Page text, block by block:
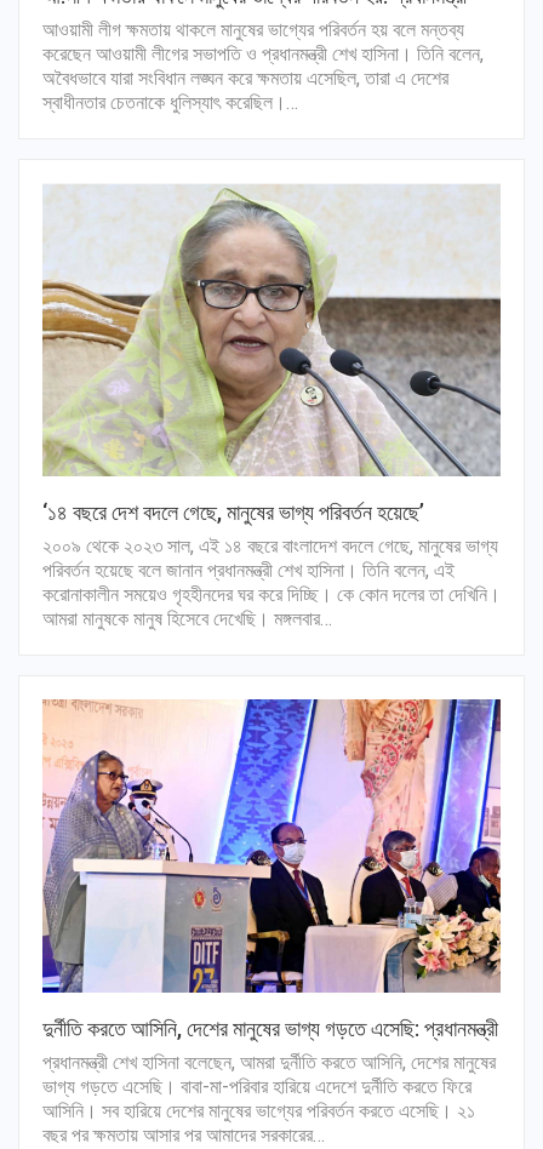
আওয়ামী লীগ ক্ষমতায় থাকলে মানুষের ভাগ্যের পরিবর্তন হয় বলে মন্তব্য
করেছেন আওয়ামী লীগের সভাপতি ও প্রধানমন্ত্রী শেখ হাসিনা। তিনি বলেন,
অবৈধভাবে যারা সংবিধান লঙ্ঘন করে ক্ষমতায় এসেছিল, তারা এ দেশের
স্বাধীনতার চেতনাকে ধুলিস্যাৎ করেছিল।…
‘১৪ বছরে দেশ বদলে গেছে, মানুষের ভাগ্য পরিবর্তন হয়েছে’
২০০৯ থেকে ২০২৩ সাল, এই ১৪ বছরে বাংলাদেশ বদলে গেছে, মানুষের ভাগ্য
পরিবর্তন হয়েছে বলে জানান প্রধানমন্ত্রী শেখ হাসিনা। তিনি বলেন, এই
করোনাকালীন সময়েও গৃহহীনদের ঘর করে দিচ্ছি। কে কোন দলের তা দেখিনি।
আমরা মানুষকে মানুষ হিসেবে দেখেছি। মঙ্গলবার…
দুর্নীতি করতে আসিনি, দেশের মানুষের ভাগ্য গড়তে এসেছি: প্রধানমন্ত্রী
প্রধানমন্ত্রী শেখ হাসিনা বলেছেন, আমরা দুর্নীতি করতে আসিনি, দেশের মানুষের
ভাগ্য গড়তে এসেছি। বাবা-মা-পরিবার হারিয়ে এদেশে দুর্নীতি করতে ফিরে
আসিনি। সব হারিয়ে দেশের মানুষের ভাগ্যের পরিবর্তন করতে এসেছি। ২১
বছর পর ক্ষমতায় আসার পর আমাদের সরকারের…